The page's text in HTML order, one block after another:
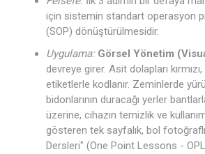
için sistemin standart operasyon
(SOP) dönüştürülmesidir.
Uygulama: Görsel Yönetim
devreye girer. Asit dolapları
etiketlerle kodlanır. Zeminlerde
bidonlarının duracağı yerler
üzerine, cihazın temizlik ve
gösteren tek sayfalık, bol
Dersleri" (One Point Lessons -